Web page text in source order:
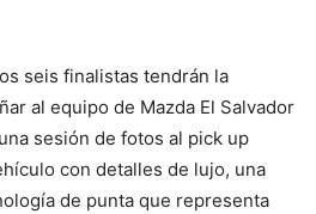
seis finalistas tendrán la
al equipo de Mazda El Salvador
sesión de fotos al pick up
con detalles de lujo, una
de punta que representa